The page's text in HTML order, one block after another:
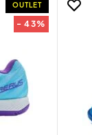
OUTLET
- 43%